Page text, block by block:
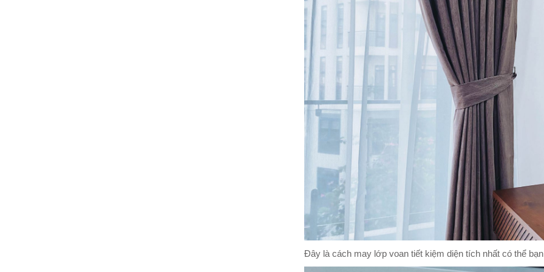
Đây là cách may lớp voan tiết kiệm diện tích nhất có thể